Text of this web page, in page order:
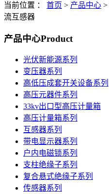
当前位置 ： 首页 > 产品中心 >
流互感器
产品中心Product
光伏新能源系列
变压器系列
高低压成套开关设备系列
高压元器件系列
33kv出口型高压计量箱
高压计量箱系列
互感器系列
带电显示器系列
户内电磁锁系列
支柱绝缘子系列
复合悬式绝缘子系列
传感器系列